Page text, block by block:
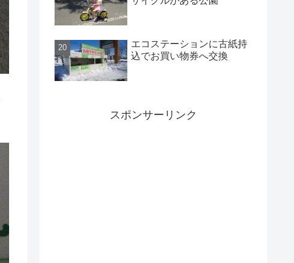
エコステーションに古紙持
込でお買い物券へ交換
スポンサーリンク